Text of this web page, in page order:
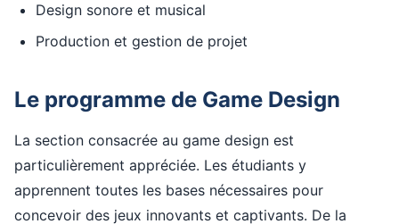
Design sonore et musical
Production et gestion de projet
Le programme de Game Design
La section consacrée au game design est
particulièrement appréciée. Les étudiants y
apprennent toutes les bases nécessaires pour
concevoir des jeux innovants et captivants. De la